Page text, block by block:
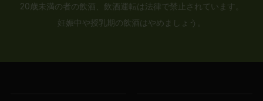
20歳未満の者の飲酒、飲酒運転は法律で禁止されています。
妊娠中や授乳期の飲酒はやめましょう。